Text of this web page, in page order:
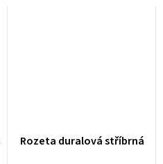
Rozeta duralová stříbrná